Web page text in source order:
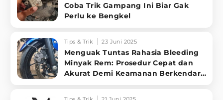
Coba Trik Gampang Ini Biar Gak
Perlu ke Bengkel
Tips & Trik 23 Juni 2025
Menguak Tuntas Rahasia Bleeding
Minyak Rem: Prosedur Cepat dan
Akurat Demi Keamanan Berkendara